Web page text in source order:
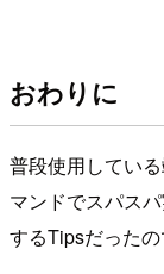
おわりに
普段使用してい
マンドでスパス
するTipsだったの